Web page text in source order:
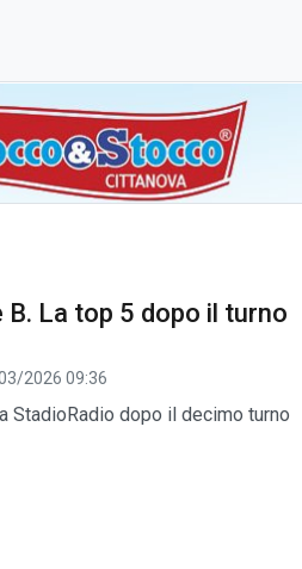
B. La top 5 dopo il turno
2026 09:36
StadioRadio dopo il decimo turno